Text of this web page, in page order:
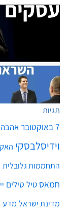
תגיות
7 באוקטובר אהבה
וידיסלבסקי
התחממות גלובלית
חמאס טיל טילים
מדינת ישראל מדע